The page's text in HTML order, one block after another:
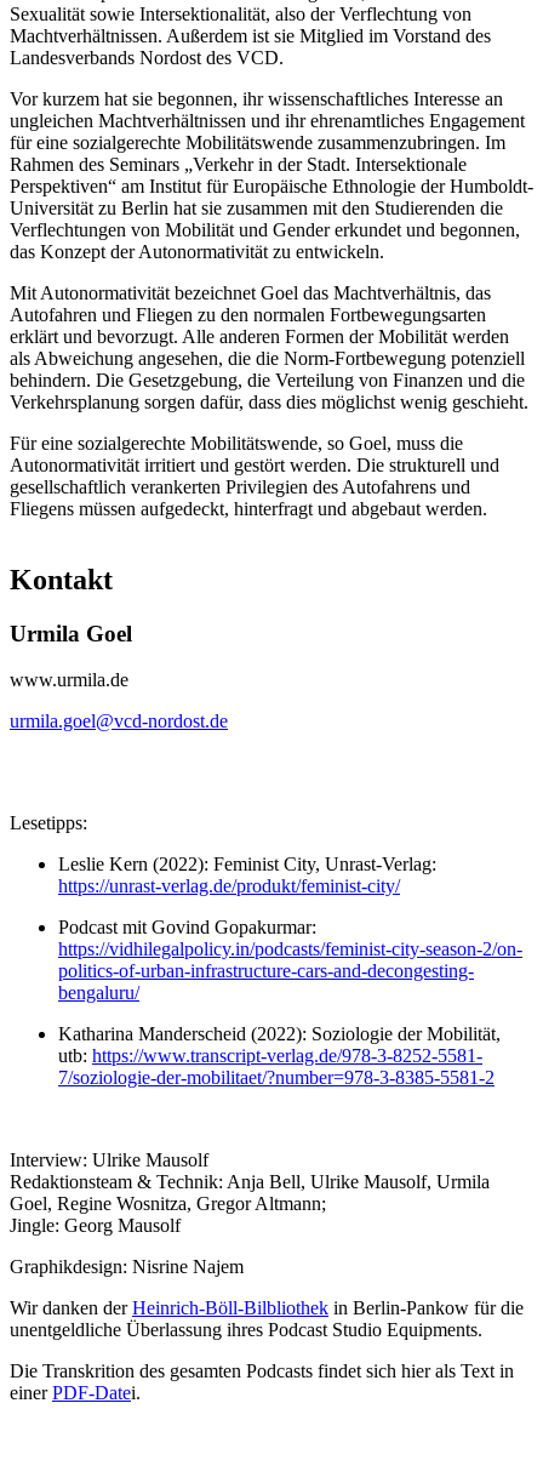
Sexualität sowie Intersektionalität, also der Verflechtung von
Machtverhältnissen. Außerdem ist sie Mitglied im Vorstand des
Landesverbands Nordost des VCD.
Vor kurzem hat sie begonnen, ihr wissenschaftliches Interesse an
ungleichen Machtverhältnissen und ihr ehrenamtliches Engagement
für eine sozialgerechte Mobilitätswende zusammenzubringen. Im
Rahmen des Seminars „Verkehr in der Stadt. Intersektionale
Perspektiven“ am Institut für Europäische Ethnologie der Humboldt-
Universität zu Berlin hat sie zusammen mit den Studierenden die
Verflechtungen von Mobilität und Gender erkundet und begonnen,
das Konzept der Autonormativität zu entwickeln.
Mit Autonormativität bezeichnet Goel das Machtverhältnis, das
Autofahren und Fliegen zu den normalen Fortbewegungsarten
erklärt und bevorzugt. Alle anderen Formen der Mobilität werden
als Abweichung angesehen, die die Norm-Fortbewegung potenziell
behindern. Die Gesetzgebung, die Verteilung von Finanzen und die
Verkehrsplanung sorgen dafür, dass dies möglichst wenig geschieht.
Für eine sozialgerechte Mobilitätswende, so Goel, muss die
Autonormativität irritiert und gestört werden. Die strukturell und
gesellschaftlich verankerten Privilegien des Autofahrens und
Fliegens müssen aufgedeckt, hinterfragt und abgebaut werden.
Kontakt
Urmila Goel
www.urmila.de
urmila.goel@vcd-nordost.de
Lesetipps:
Leslie Kern (2022): Feminist City, Unrast-Verlag:
https://unrast-verlag.de/produkt/feminist-city/
Podcast mit Govind Gopakurmar:
https://vidhilegalpolicy.in/podcasts/feminist-city-season-2/on-
politics-of-urban-infrastructure-cars-and-decongesting-
bengaluru/
Katharina Manderscheid (2022): Soziologie der Mobilität,
utb: https://www.transcript-verlag.de/978-3-8252-5581-
7/soziologie-der-mobilitaet/?number=978-3-8385-5581-2
Interview: Ulrike Mausolf
Redaktionsteam & Technik: Anja Bell, Ulrike Mausolf, Urmila
Goel, Regine Wosnitza, Gregor Altmann;
Jingle: Georg Mausolf
Graphikdesign: Nisrine Najem
Wir danken derHeinrich-Böll-Bilbliothek in Berlin-Pankow für die
unentgeldliche Überlassung ihres Podcast Studio Equipments.
Die Transkrition des gesamten Podcasts findet sich hier als Text in
einerPDF-Datei.